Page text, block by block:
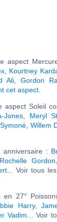
aspect
Kourtney
Ali Gordon
cet aspect
Soleil
Jones Meryl
Willem
:
Rochelle Gordon
... Voir tous
en 27°
Harry,
Vadim ... Voir